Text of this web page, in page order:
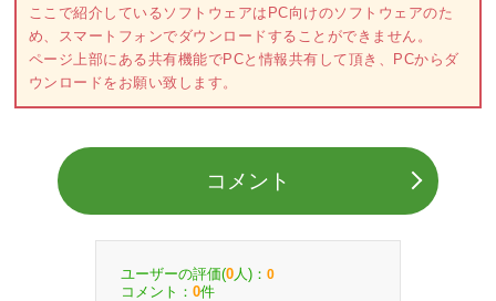
ここで紹介しているソフトウェアはPC向けのソフトウェアのた
め、スマートフォンでダウンロードすることができません。
ページ上部にある共有機能でPCと情報共有して頂き、PCからダ
ウンロードをお願い致します。
コメント
ユーザーの評価(0 人)： 0
コメント： 0件